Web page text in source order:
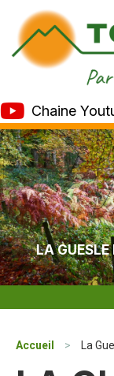
Chaine
LA GUESLE
Accueil > La